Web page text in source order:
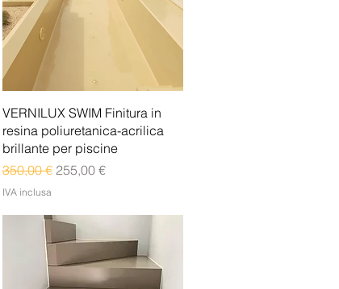
Vista rapida
VERNILUX SWIM Finitura in
resina poliuretanica-acrilica
brillante per piscine
Prezzo regolare
350,00 € Prezzo scontato
255,00 €
IVA inclusa